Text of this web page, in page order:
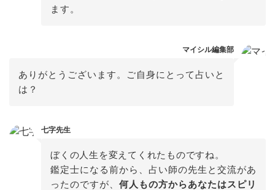
マイシル編集部
ありがとうございます。ご自身にとって占いと
は？
七字先生
ぼくの人生を変えてくれたものですね。
鑑定士になる前から、占い師の先生と交流があ
ったのですが、何人もの方からあなたはスピリ